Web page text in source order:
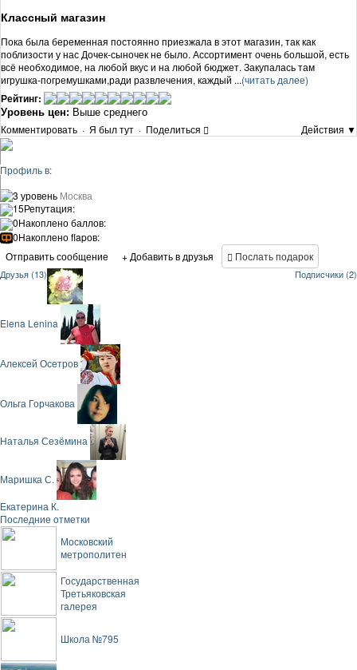
Классный магазин
Пока была беременная постоянно приезжала в этот магазин, так как
поблизости у нас Дочек-сыночек не было. Ассортимент очень большой, есть
всё необходимое, на любой вкус и на любой бюджет. Закупалась там
игрушка-погремушками,ради развлечения, каждый ...(читать далее)
Рейтинг:
Уровень цен: Выше среднего
Комментировать · Я был тут · Поделиться Действия ▼
Профиль в:
3 уровень Москва
15Репутация:
0Накоплено баллов:
0Накоплено flapов:
Отправить сообщение
+ Добавить в друзья Послать подарок
Друзья (13) Подписчики (2)
Elena Lenina
Алексей Осетров
Ольга Горчакова
Наталья Сезёмина
Маришка С.
Екатерина К.
Последние отметки
Московский
метрополитен
Государственная
Третьяковская
галерея
Школа №795